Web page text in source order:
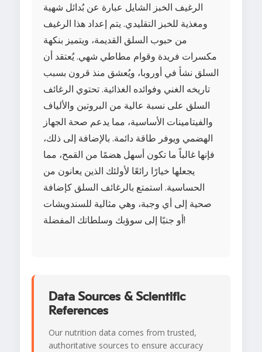
الرغيف الخبز الشايل عبارة عن بُدائل شهية
ومغذية للخبز التقليدي. يتم إعداد هذا الرغيف
من حبوب السلق القديمة، ويتميز بنكهة
مكسرات فريدة وقوام مطاطي شهي. يُعتقد أن
السلق نشأ في أوروبا، ويُعشق منذ قرون بسبب
تاريخه الغني وفوائده الغذائية. تحتوي الرغائف
السلق على نسبة عالية من البروتين والألياف
والفيتامينات الأساسية، مما يدعم صحة الجهاز
الهضمي ويوفر طاقة دائمة. بالإضافة إلى ذلك،
فإنها غالباً ما تكون أسهل هضمًا من القمح، مما
يجعلها خيارًا رائعًا لأولئك الذين يعانون من
الحساسية. استمتع بالرغائف السلق كإضافة
صحية إلى أي وجبة، وهي مثالية للسندويشات
أو جنبًا إلى سوؤبك وسلطاتك المفضلة!
Data Sources & Scientific
References
Our nutrition data comes from trusted,
authoritative sources to ensure accuracy